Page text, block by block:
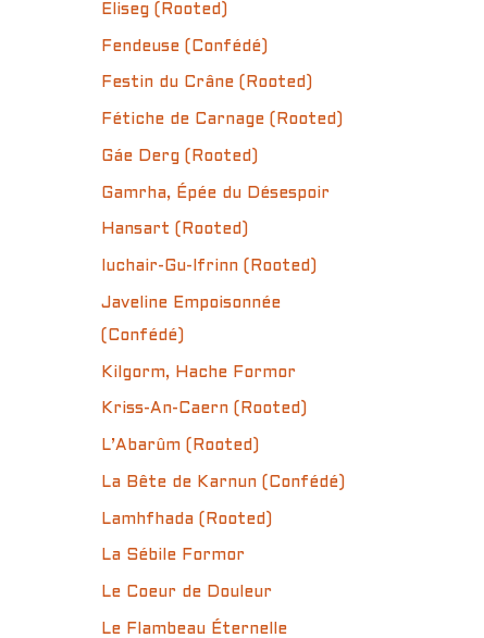
Eliseg (Rooted)
Fendeuse (Confédé)
Festin du Crâne (Rooted)
Fétiche de Carnage (Rooted)
Gáe Derg (Rooted)
Gamrha, Épée du Désespoir
Hansart (Rooted)
Iuchair-Gu-Ifrinn (Rooted)
Javeline Empoisonnée
(Confédé)
Kilgorm, Hache Formor
Kriss-An-Caern (Rooted)
L’Abarûm (Rooted)
La Bête de Karnun (Confédé)
Lamhfhada (Rooted)
La Sébile Formor
Le Coeur de Douleur
Le Flambeau Éternelle